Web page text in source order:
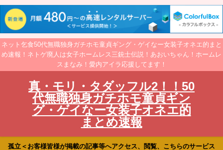
ネット乞食50代無職独身ガチホモ童貞ギング・ゲイなー女装子オネエ的まと
め速報！ネトゲ廃人は女子ホームレス三銃士伝説！あおいちゃん！ホームレ
スまなみ！愛内アイラ応援してます！
真・モリ・タダッフル2！！50
代無職独身ガチホモ童貞ギン
グ・ゲイなー女装子オネエ的
まとめ速報
孤立＜お客様皆様が掲載の記事等へアクセス、閲覧、こちらのサービス